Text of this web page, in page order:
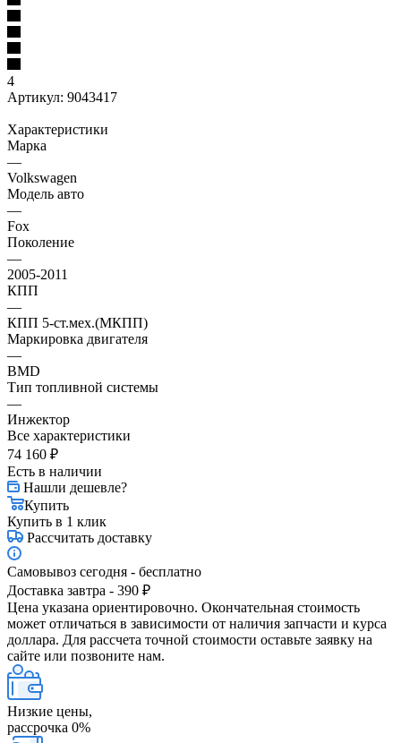
4
Артикул: 9043417
Характеристики
Марка
—
Volkswagen
Модель авто
—
Fox
Поколение
—
2005-2011
КПП
—
КПП 5-ст.мех.(МКПП)
Маркировка двигателя
—
BMD
Тип топливной системы
—
Инжектор
Все характеристики
74 160 ₽
Есть в наличии
Нашли дешевле?
Купить
Купить в 1 клик
Рассчитать доставку
Самовывоз сегодня - бесплатно
Доставка завтра - 390 ₽
Цена указана ориентировочно. Окончательная стоимость
может отличаться в зависимости от наличия запчасти и курса
доллара. Для рассчета точной стоимости оставьте заявку на
сайте или позвоните нам.
Низкие цены,
рассрочка 0%